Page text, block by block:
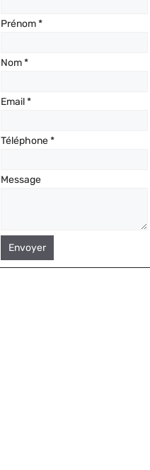
Prénom*
Nom*
Email*
Téléphone*
Message
Envoyer